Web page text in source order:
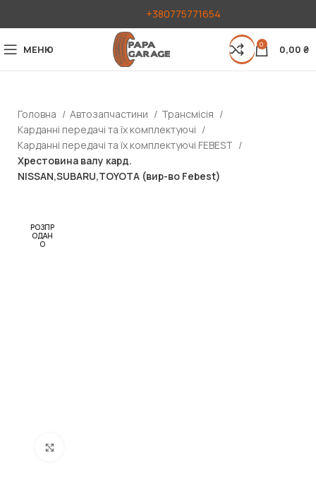
+380775771654
МЕНЮ 0 0,00 ₴
Головна Автозапчастини
Трансмісія
Карданні передачі та їх комплектуючі
Карданні передачі та їх комплектуючі FEBEST
Хрестовина валу кард.
NISSAN,SUBARU,TOYOTA (вир-во Febest)
РОЗПР
ОДАН
О